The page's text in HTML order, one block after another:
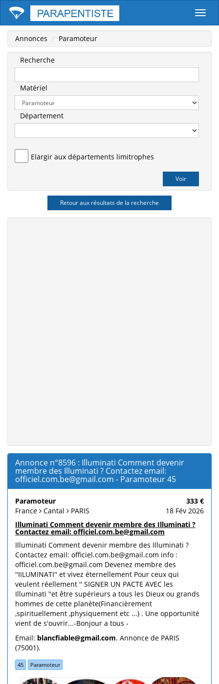
Annonces Paramoteur
Recherche
Matériel
Département
Elargir aux départements limitrophes
Retour aux résultats de la recherche
Annonce n°8596 : Illuminati Comment devenir
membre des Illuminati ? Contactez email:
officiel.com.be@gmail.com - Paramoteur 45
Paramoteur
333 €
France
Cantal PARIS
18 Fév 2026
Illuminati Comment devenir membre des Illuminati ?
Contactez email: officiel.com.be@gmail.com
Illuminati Comment devenir membre des Illuminati ?
Contactez email: officiel.com.be@gmail.com info :
officiel.com.be@gmail.com Devenez membre des
''IILUMINATI'' et vivez éternellement Pour ceux qui
veulent réellement '' SIGNER UN PACTE AVEC les
Illuminati ''et être supérieurs a tous les Dieux ou grands
hommes de cette planète(Financièrement
,spirituellement ,physiquement etc ...) . Une opportunité
vient de s'ouvrir...-Bonjour a tous -
Email: blancfiable@gmail.com. Annonce de PARIS
(75001).
45 Paramoteur